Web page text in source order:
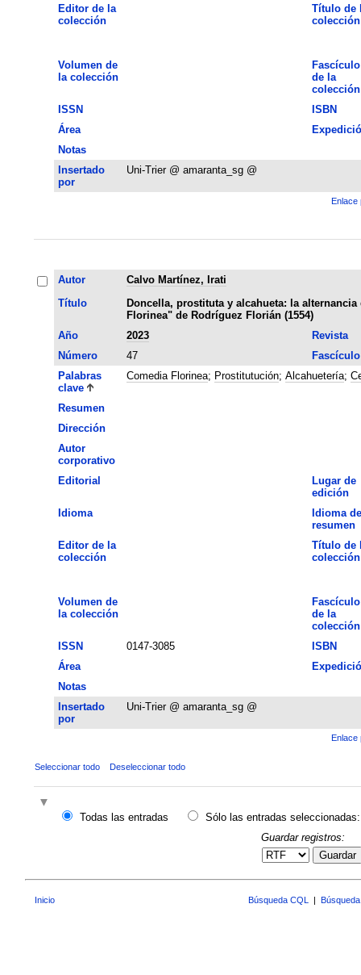
Editor de la
colección
Título de
colección
Volumen de
la colección
Fascículo
de la
colección
ISSN
ISBN
Área
Notas
Insertado
por
Uni-Trier @ amaranta_sg @
Enlace
Autor
Calvo Martínez, Irati
Título
Doncella, prostituta y alcahueta: la
Florinea" de Rodríguez Florián (1554)
Año
2023
Revista
Número
47
Fascículo
Palabras
clave
Comedia Florinea; Prostitutución; Alcahuetería;
Resumen
Dirección
Autor
corporativo
Editorial
Lugar de
edición
Idioma
Idioma
resumen
Editor de la
colección
Título de
colección
Volumen de
la colección
Fascículo
de la
colección
ISSN
0147-3085
ISBN
Área
Notas
Insertado
por
Uni-Trier @ amaranta_sg @
Enlace
Seleccionar todo Deseleccionar todo
Todas las entradas
Sólo las entradas seleccionadas:
Guardar registros:
Guardar
Inicio Búsqueda CQL